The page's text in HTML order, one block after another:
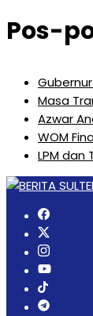
Pos-
Masa
Azwar
‎WOM
LPM dan